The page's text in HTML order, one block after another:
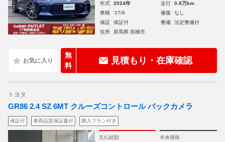
年式 2024年 走行
0.8万km
車検
'27/6 修復
なし
保証
保証付 整備
法定整備付
住所
群馬県 前橋市
無
料
見積もり・在庫確認
トヨタ
GR86 2.4 SZ 6MT クルーズコントロール バックカメラ
保証付 車両品質保証書付 購入プラン付き
支払総額 本体価格